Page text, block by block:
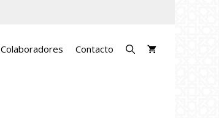
Colaboradores Contacto